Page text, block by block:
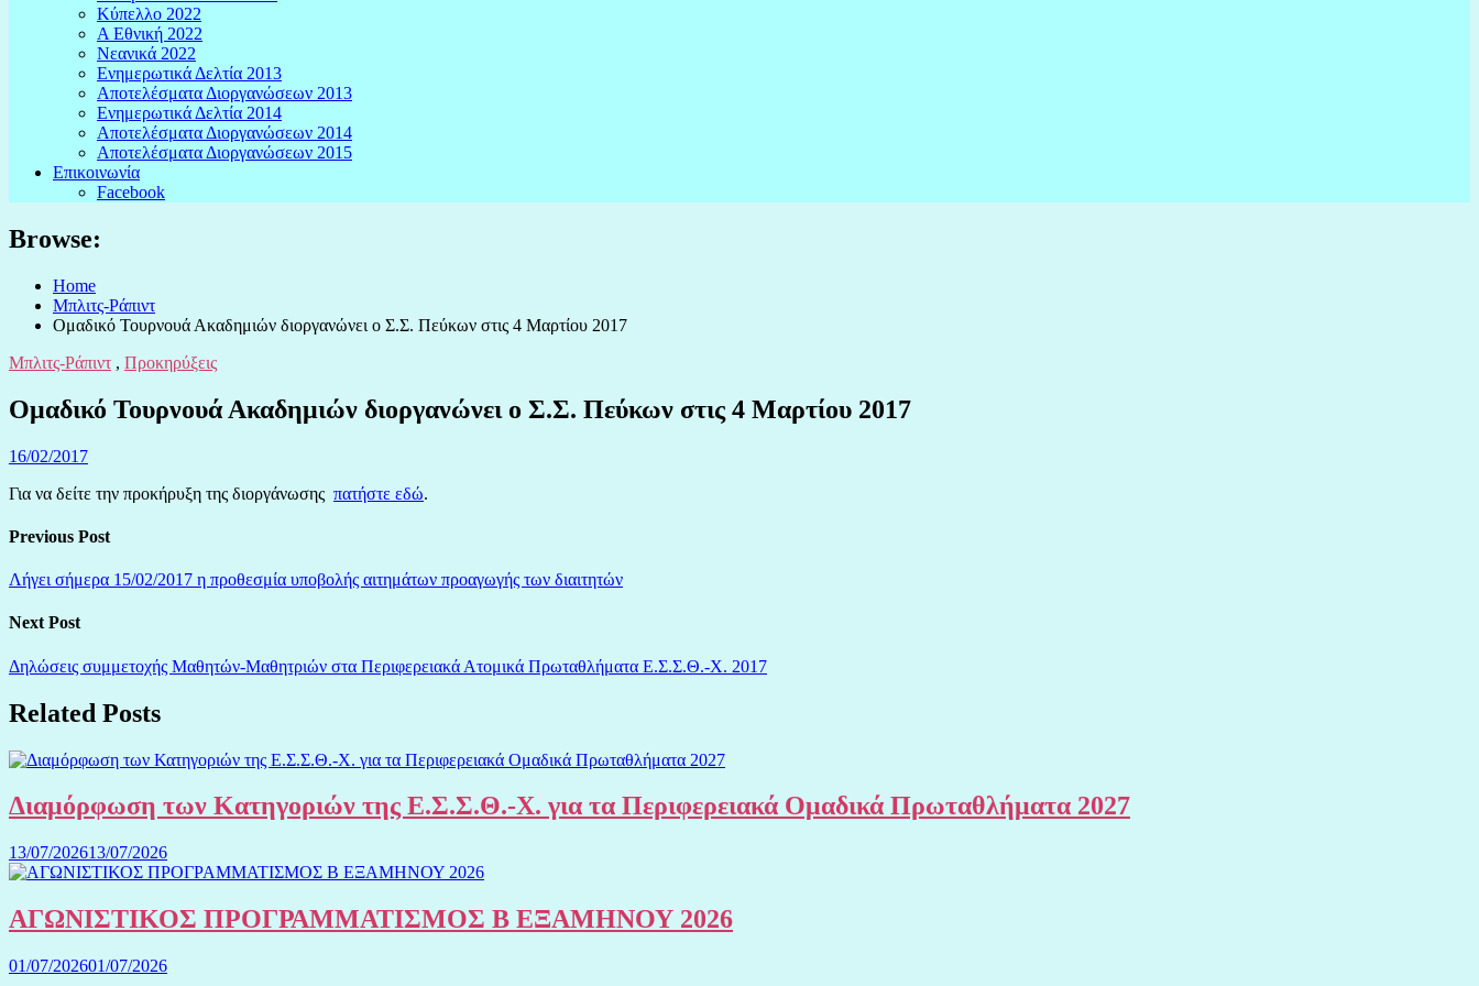
Κύπελλο 2022
Α Εθνική 2022
Νεανικά 2022
Ενημερωτικά Δελτία 2013
Αποτελέσματα Διοργανώσεων 2013
Ενημερωτικά Δελτία 2014
Αποτελέσματα Διοργανώσεων 2014
Αποτελέσματα Διοργανώσεων 2015
Επικοινωνία
Facebook
Browse:
Home
Μπλιτς-Ράπιντ
Ομαδικό Τουρνουά Ακαδημιών διοργανώνει ο Σ.Σ. Πεύκων στις 4 Μαρτίου 2017
Μπλιτς-Ράπιντ , Προκηρύξεις
Ομαδικό Τουρνουά Ακαδημιών διοργανώνει ο Σ.Σ. Πεύκων στις 4 Μαρτίου 2017
16/02/2017
Για να δείτε την προκήρυξη της διοργάνωσης πατήστε εδώ.
Previous Post
Λήγει σήμερα 15/02/2017 η προθεσμία υποβολής αιτημάτων προαγωγής των διαιτητών
Next Post
Δηλώσεις συμμετοχής Μαθητών-Μαθητριών στα Περιφερειακά Ατομικά Πρωταθλήματα Ε.Σ.Σ.Θ.-Χ. 2017
Related Posts
Διαμόρφωση των Κατηγοριών της Ε.Σ.Σ.Θ.-Χ. για τα Περιφερειακά Ομαδικά Πρωταθλήματα 2027
13/07/202613/07/2026
ΑΓΩΝΙΣΤΙΚΟΣ ΠΡΟΓΡΑΜΜΑΤΙΣΜΟΣ Β ΕΞΑΜΗΝΟΥ 2026
01/07/202601/07/2026